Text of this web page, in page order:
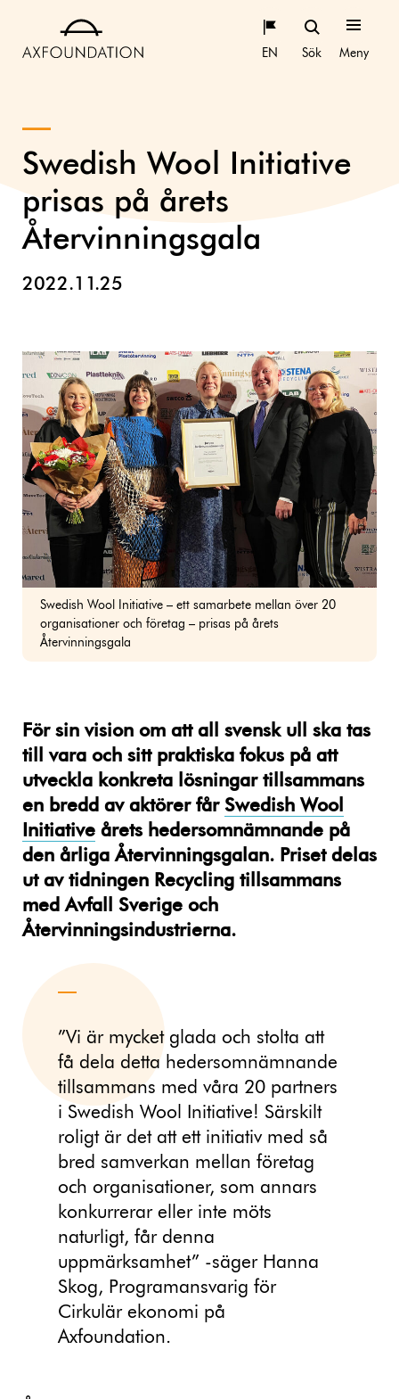
EN Sök Meny
Swedish Wool Initiative
prisas på årets
Återvinningsgala
2022.11.25
Swedish Wool Initiative – ett samarbete mellan över 20
organisationer och företag – prisas på årets
Återvinningsgala
För sin vision om att all svensk ull ska tas
till vara och sitt praktiska fokus på att
utveckla konkreta lösningar tillsammans
en bredd av aktörer får Swedish Wool
Initiative årets hedersomnämnande på
den årliga Återvinningsgalan. Priset delas
ut av tidningen Recycling tillsammans
med Avfall Sverige och
Återvinningsindustrierna.
”Vi är mycket glada och stolta att
få dela detta hedersomnämnande
tillsammans med våra 20 partners
i Swedish Wool Initiative! Särskilt
roligt är det att ett initiativ med så
bred samverkan mellan företag
och organisationer, som annars
konkurrerar eller inte möts
naturligt, får denna
uppmärksamhet” -säger Hanna
Skog, Programansvarig för
Cirkulär ekonomi på
Axfoundation.